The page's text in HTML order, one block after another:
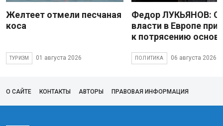
Желтеет отмели песчаная
коса
ТУРИЗМ 01 августа 2026
Федор ЛУКЬЯНОВ:
власти в Европе
к потрясению основ
ПОЛИТИКА 06 августа 2026
О САЙТЕ КОНТАКТЫ АВТОРЫ ПРАВОВАЯ ИНФОРМАЦИЯ